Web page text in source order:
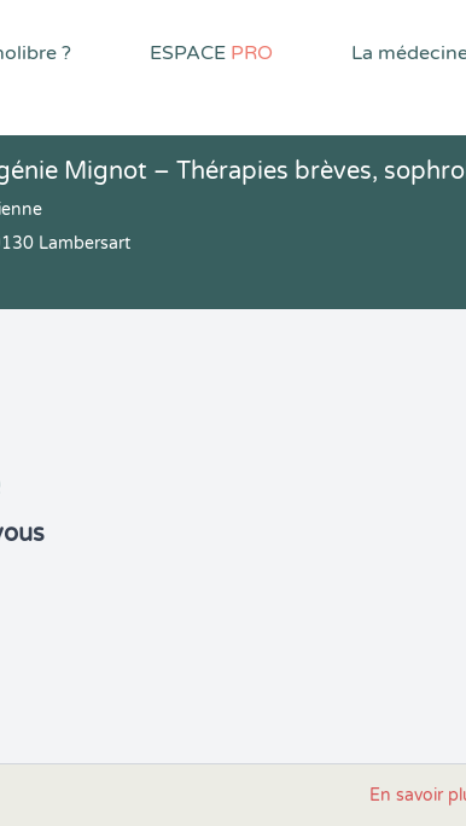
? ESPACE PRO La
Mignot – Thérapies brèves,
Lambersart
En savoir